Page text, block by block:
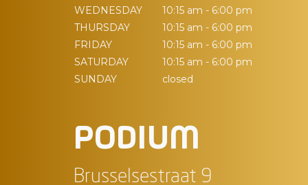
WEDNESDAY
10:15 am - 6:00 pm
THURSDAY
10:15 am - 6:00 pm
FRIDAY
10:15 am - 6:00 pm
SATURDAY
10:15 am - 6:00 pm
SUNDAY
closed
PODIUM
Brusselsestraat 9